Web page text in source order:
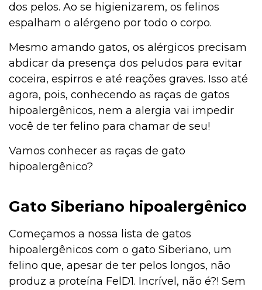
dos pelos. Ao se higienizarem, os felinos
espalham o alérgeno por todo o corpo.
Mesmo amando gatos, os alérgicos precisam
abdicar da presença dos peludos para evitar
coceira, espirros e até reações graves. Isso até
agora, pois, conhecendo as raças de gatos
hipoalergênicos, nem a alergia vai impedir
você de ter felino para chamar de seu!
Vamos conhecer as raças de gato
hipoalergênico?
Gato Siberiano hipoalergênico
Começamos a nossa lista de gatos
hipoalergênicos com o gato Siberiano, um
felino que, apesar de ter pelos longos, não
produz a proteína FelD1. Incrível, não é?! Sem